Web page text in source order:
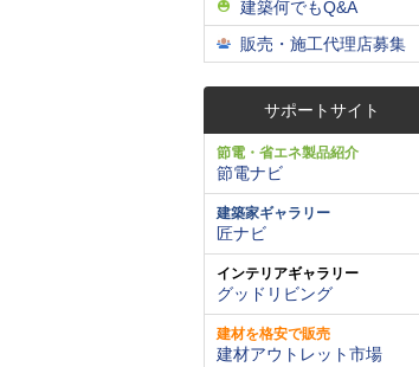
建築何でもQ&A
販売・施工代理店募集
サポートサイト
節電・省エネ製品紹介
節電ナビ
建築家ギャラリー
匠ナビ
インテリアギャラリー
グッドリビング
建材を格安で販売
建材アウトレット市場